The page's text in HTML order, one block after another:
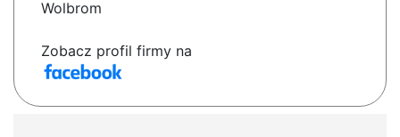
Wolbrom
Zobacz profil firmy na